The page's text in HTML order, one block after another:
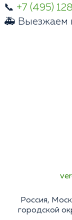
📞 +7 (495)
🚑 Выезжаем
Россия,
городской